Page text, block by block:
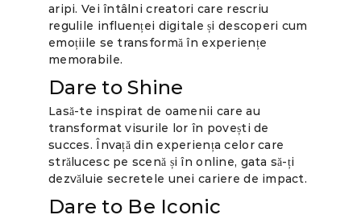
aripi. Vei întâlni creatori care rescriu
regulile influenței digitale și descoperi cum
emoțiile se transformă în experiențe
memorabile.
Dare to Shine
Lasă-te inspirat de oamenii care au
transformat visurile lor în povești de
succes. Învață din experiența celor care
strălucesc pe scenă și în online, gata să-ți
dezvăluie secretele unei cariere de impact.
Dare to Be Iconic